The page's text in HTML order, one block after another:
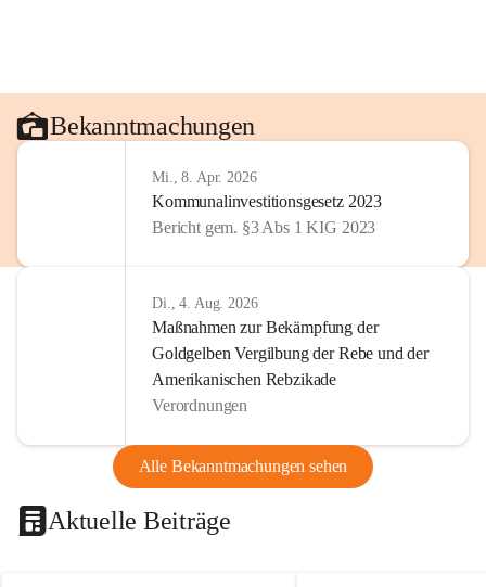
Bekanntmachungen
Mi., 8. Apr. 2026
Kommunalinvestitionsgesetz 2023
Bericht gem. §3 Abs 1 KIG 2023
Di., 4. Aug. 2026
Maßnahmen zur Bekämpfung der
Goldgelben Vergilbung der Rebe und der
Amerikanischen Rebzikade
Verordnungen
Alle Bekanntmachungen sehen
Aktuelle Beiträge